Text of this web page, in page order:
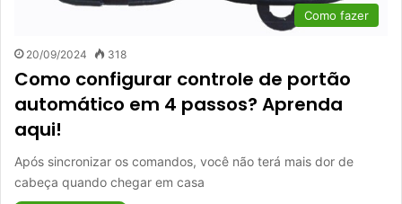
Como fazer
20/09/2024 318
Como configurar controle de portão
automático em 4 passos? Aprenda
aqui!
Após sincronizar os comandos, você não terá mais dor de
cabeça quando chegar em casa